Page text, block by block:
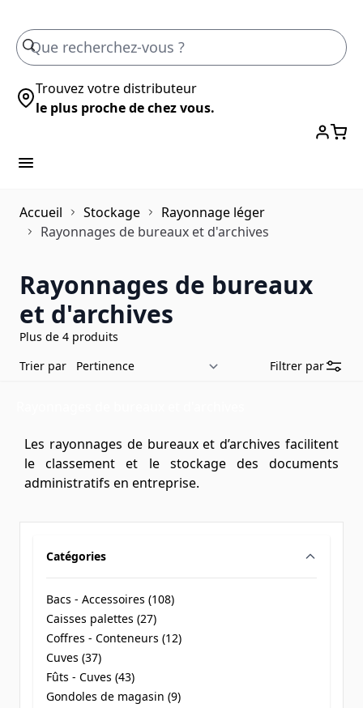
Trouvez votre distributeur
le plus proche de chez vous.
Accueil Stockage
Rayonnage léger
Rayonnages de bureaux et d'archives
Rayonnages de bureaux
et d'archives
Plus de 4 produits
Trier par
Filtrer par
Les rayonnages de bureaux et d’archives facilitent
le classement et le stockage des documents
administratifs en entreprise.
Catégories
Bacs - Accessoires (108
products available
)
Caisses palettes (27
products available )
Coffres - Conteneurs (12
products available
)
Cuves (37
products available
)
Fûts - Cuves (43
products available
)
Gondoles de magasin (9
products available
)